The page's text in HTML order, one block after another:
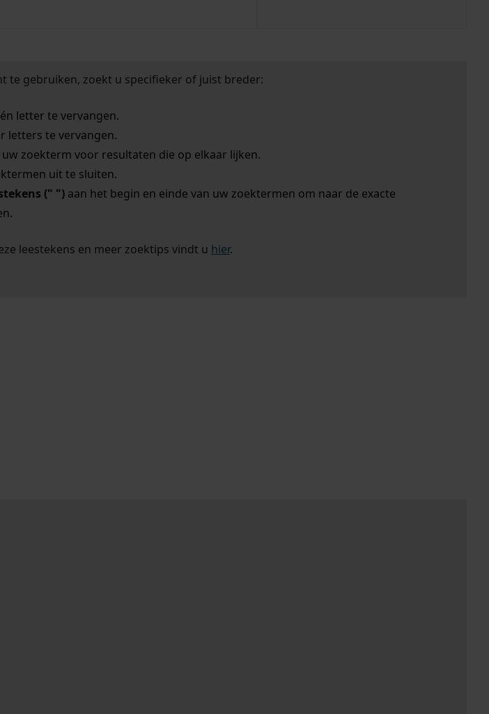
te gebruiken, zoekt u specifieker of juist breder:
letter te vervangen.
letters te vervangen.
zoekterm voor resultaten die op elkaar lijken.
uit te sluiten.
(" ")aan het begin en einde van uw zoektermen om naar de exacte
leestekens en meer zoektips vindt u hier.